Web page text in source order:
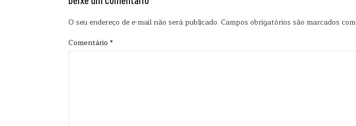
O seu endereço de e-mail não será publicado. Campos obrigatórios são marcados com
Comentário *